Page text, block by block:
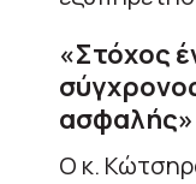
«Στόχος
ασφαλής»
Ο κ.